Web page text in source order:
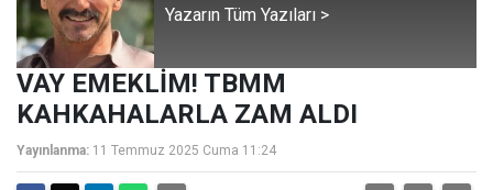
Yazarın Tüm Yazıları >
VAY EMEKLİM! TBMM
KAHKAHALARLA ZAM ALDI
Yayınlanma: 11 Temmuz 2025 Cuma 11:24